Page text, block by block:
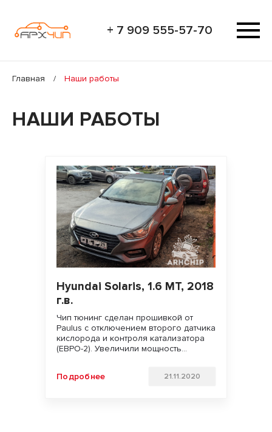
+ 7 909 555-57-70
Главная / Наши работы
НАШИ РАБОТЫ
Hyundai Solaris, 1.6 MT, 2018
г.в.
Чип тюнинг сделан прошивкой от
Paulus с отключением второго датчика
кислорода и контроля катализатора
(ЕВРО-2). Увеличили мощность
Удачи на дорогах!!!
Подробнее 21.11.2020